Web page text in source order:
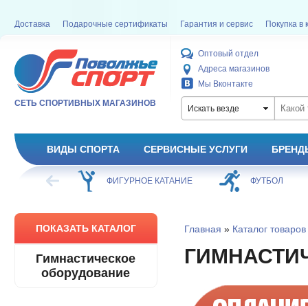
Доставка Подарочные сертификаты Гарантия и сервис Покупка в
СЕТЬ СПОРТИВНЫХ МАГАЗИНОВ
Оптовый отдел
Адреса магазинов
Мы Вконтакте
Искать везде
ВИДЫ СПОРТА СЕРВИСНЫЕ УСЛУГИ
КАТАНИЕ ФУТБОЛ БАСКЕТБОЛ
ПОКАЗАТЬ КАТАЛОГ
Гимнастическое
оборудование
Главная » Каталог товаров